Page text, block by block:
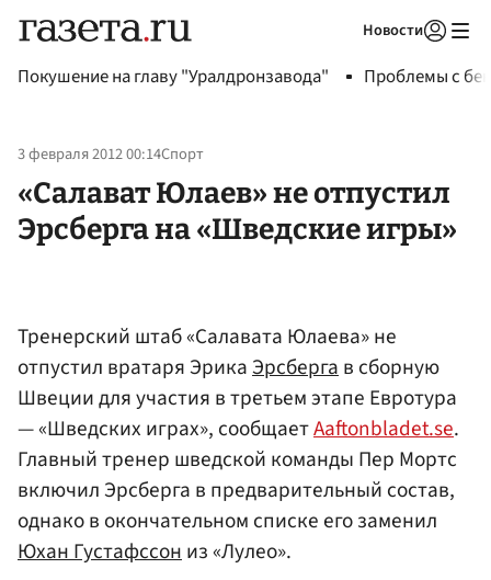
Новости
Покушение на главу "Уралдронзавода" Проблемы с
3 февраля 2012 00:14Спорт
«Салават Юлаев» не отпустил
Эрсберга на «Шведские игры»
Тренерский штаб «Салавата Юлаева» не
отпустил вратаря ЭрикаЭрсбергав сборную
Швеции для участия в третьем этапе Евротура
— «Шведских играх», сообщаетАaftonbladet.se.
Главный тренер шведской команды Пер Мортс
включил Эрсберга в предварительный состав,
однако в окончательном списке его заменил
Юхан Густафссониз «Лулео».